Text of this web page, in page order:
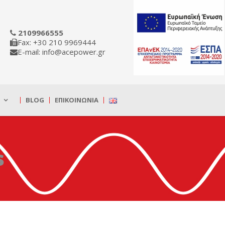
2109966555
Fax: +30 210 9969444
E-mail: info@acepower.gr
BLOG ΕΠΙΚΟΙΝΩΝΊΑ